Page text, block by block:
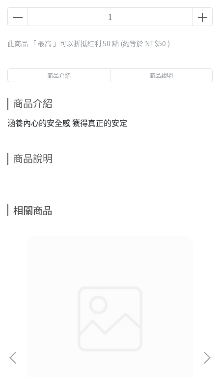
此商品 「 最高 」可以折抵紅利 50 點 (約等於 NT$50 )
商品介紹 商品說明
商品介紹
涵養內心的安全感 獲得真正的安定
商品說明
相關商品